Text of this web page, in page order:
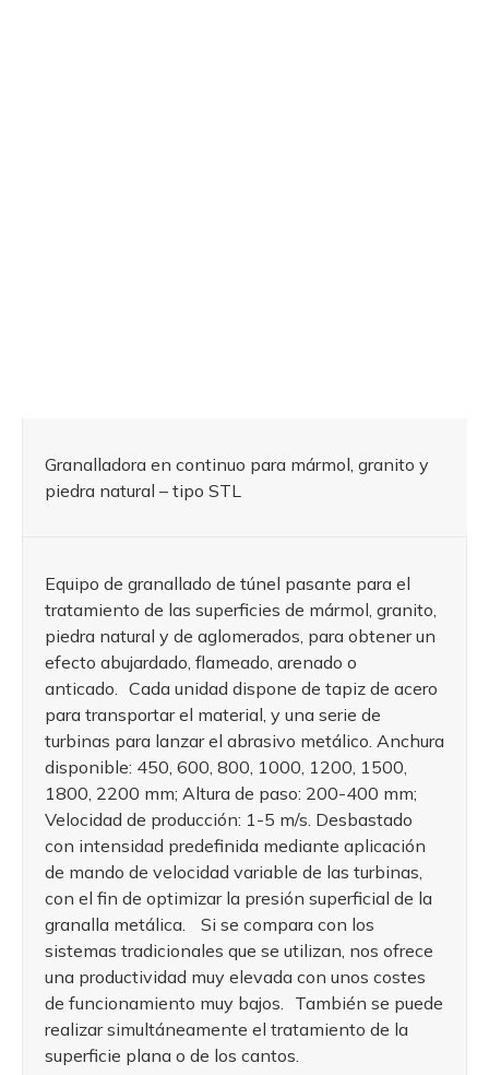
Granalladora en continuo para mármol, granito y
piedra natural – tipo STL
Equipo de granallado de túnel pasante para el
tratamiento de las superficies de mármol, granito,
piedra natural y de aglomerados, para obtener un
efecto abujardado, flameado, arenado o
anticado. Cada unidad dispone de tapiz de acero
para transportar el material, y una serie de
turbinas para lanzar el abrasivo metálico. Anchura
disponible: 450, 600, 800, 1000, 1200, 1500,
1800, 2200 mm; Altura de paso: 200-400 mm;
Velocidad de producción: 1-5 m/s. Desbastado
con intensidad predefinida mediante aplicación
de mando de velocidad variable de las turbinas,
con el fin de optimizar la presión superficial de la
granalla metálica. Si se compara con los
sistemas tradicionales que se utilizan, nos ofrece
una productividad muy elevada con unos costes
de funcionamiento muy bajos. También se puede
realizar simultáneamente el tratamiento de la
superficie plana o de los cantos.